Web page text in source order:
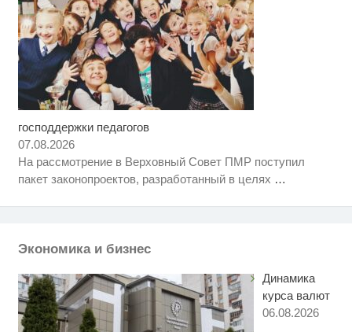
господдержки педагогов
07.08.2026
На рассмотрение в Верховный Совет ПМР поступил
пакет законопроектов, разработанный в целях …
Экономика и бизнес
Динамика
курса валют
06.08.2026
Скрытая камера на пляже
Ролик длится несколько секунд,
а смеяться вы будете долго